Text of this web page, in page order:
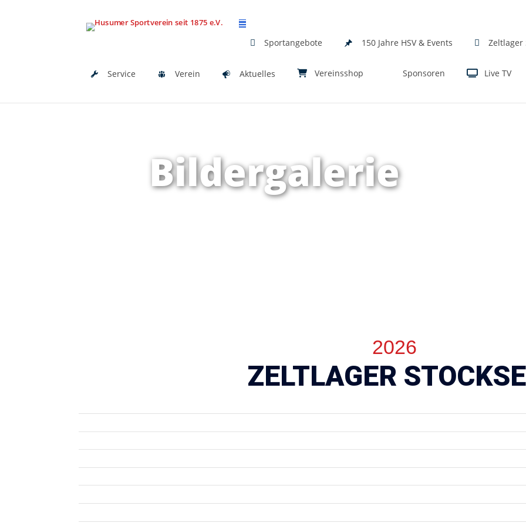
Sportangebote 150 Jahre HSV & Events Zeltlager
Service Verein Aktuelles Vereinsshop Sponsoren Live TV
Bildergalerie
2026
ZELTLAGER